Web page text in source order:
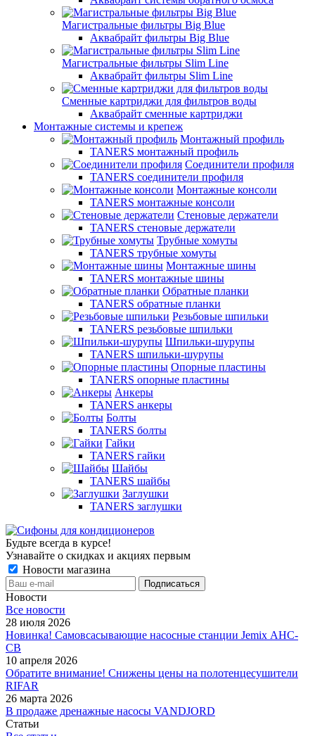
Магистральные фильтры Big Blue
Аквабрайт фильтры Big Blue
Магистральные фильтры Slim Line
Аквабрайт фильтры Slim Line
Сменные картриджи для фильтров воды
Аквабрайт сменные картриджи
Монтажные системы и крепеж
Монтажный профиль
TANERS монтажный профиль
Соединители профиля
TANERS соединители профиля
Монтажные консоли
TANERS монтажные консоли
Стеновые держатели
TANERS стеновые держатели
Трубные хомуты
TANERS трубные хомуты
Монтажные шины
TANERS монтажные шины
Обратные планки
TANERS обратные планки
Резьбовые шпильки
TANERS резьбовые шпильки
Шпильки-шурупы
TANERS шпильки-шурупы
Опорные пластины
TANERS опорные пластины
Анкеры
TANERS анкеры
Болты
TANERS болты
Гайки
TANERS гайки
Шайбы
TANERS шайбы
Заглушки
TANERS заглушки
Будьте всегда в курсе!
Узнавайте о скидках и акциях первым
Новости магазина
Новости
Все новости
28 июля 2026
Новинка! Самовсасывающие насосные станции Jemix АНС-
СВ
10 апреля 2026
Обратите внимание! Снижены цены на полотенцесушители
RIFAR
26 марта 2026
В продаже дренажные насосы VANDJORD
Статьи